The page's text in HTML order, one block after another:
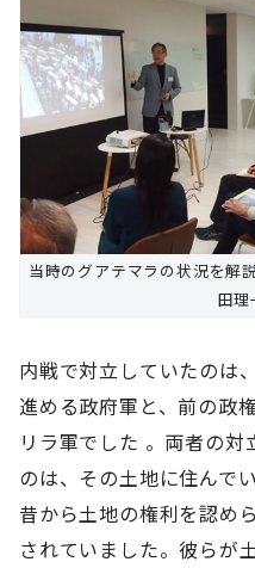
当時のグアテマラの状況を解
田理
内戦で対立していたのは
進める政府軍と、前の政
リラ軍でした 。両者の
のは、その土地に住んで
昔から土地の権利を認め
されていました。彼らが